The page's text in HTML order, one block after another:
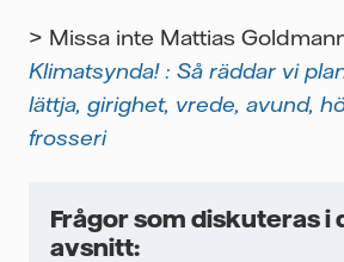
> Missa inte Mattias
Klimatsynda! : Så räddar vi
lättja, girighet, vrede, avund,
frosseri
Frågor som diskuteras i
avsnitt: